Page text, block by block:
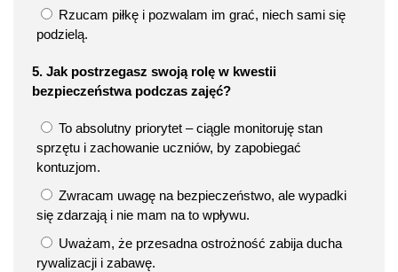
Rzucam piłkę i pozwalam im grać, niech sami się
podzielą.
5. Jak postrzegasz swoją rolę w kwestii
bezpieczeństwa podczas zajęć?
To absolutny priorytet – ciągle monitoruję stan
sprzętu i zachowanie uczniów, by zapobiegać
kontuzjom.
Zwracam uwagę na bezpieczeństwo, ale wypadki
się zdarzają i nie mam na to wpływu.
Uważam, że przesadna ostrożność zabija ducha
rywalizacji i zabawę.